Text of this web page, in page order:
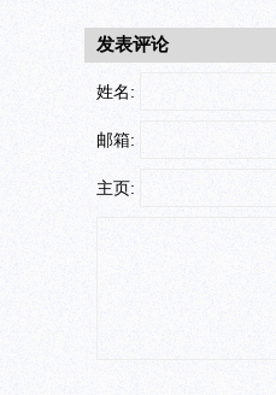
发表评论
姓名:
邮箱:
主页: